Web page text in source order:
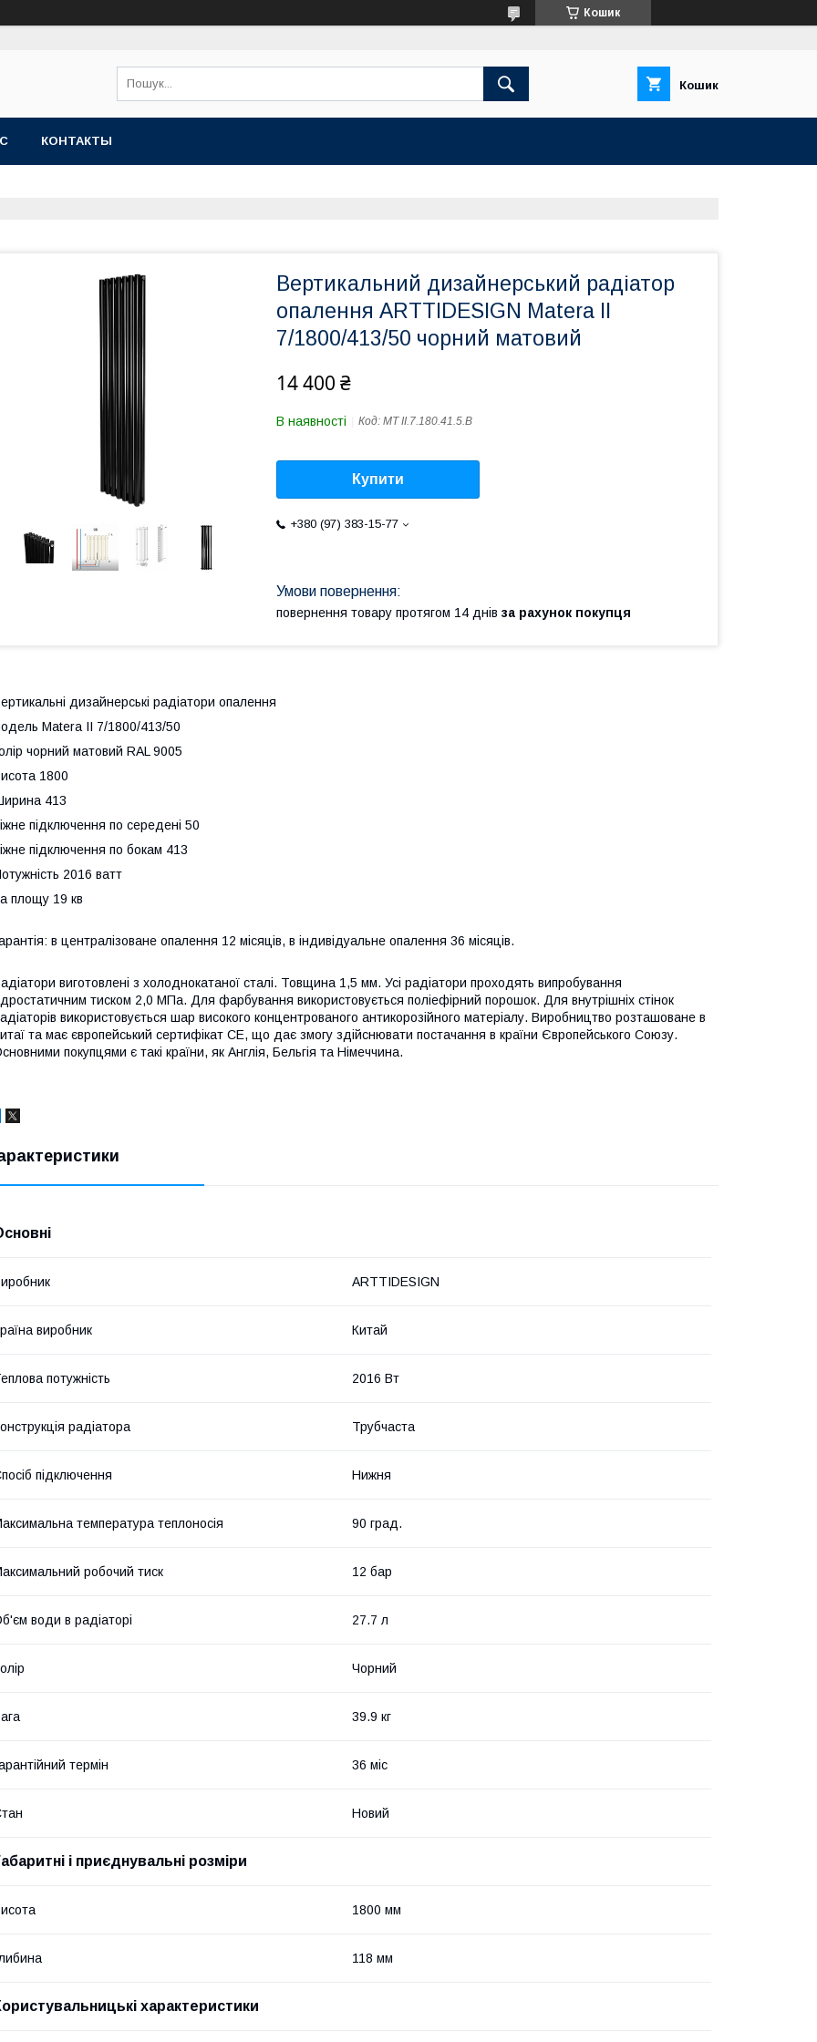
Кошик
Кошик
КОНТАКТЫ
Вертикальний дизайнерський радіатор
опалення ARTTIDESIGN Matera II
7/1800/413/50 чорний матовий
14 400 ₴
В наявності Код: MT II.7.180.41.5.B
Купити
+380 (97) 383-15-77
повернення товару протягом 14 днів за рахунок покупця
дизайнерські радіатори опалення
Matera II 7/1800/413/50
чорний матовий RAL 9005
1800
413
підключення по середені 50
підключення по бокам 413
2016 ватт
площу 19 кв
в централізоване опалення 12 місяців, в індивідуальне опалення 36 місяців.
виготовлені з холоднокатаної сталі. Товщина 1,5 мм. Усі радіатори проходять випробування
тиском 2,0 МПа. Для фарбування використовується поліефірний порошок. Для внутрішніх стінок
використовується шар високого концентрованого антикорозійного матеріалу. Виробництво розташоване в
та має європейський сертифікат СЕ, що дає змогу здійснювати постачання в країни Європейського Союзу.
покупцями є такі країни, як Англія, Бельгія та Німеччина.
ARTTIDESIGN
виробник Китай
потужність 2016 Вт
радіатора Трубчаста
підключення Нижня
температура теплоносія 90 град.
робочий тиск 12 бар
води в радіаторі 27.7 л
Чорний
39.9 кг
термін 36 міс
Новий
і приєднувальні розміри
1800 мм
118 мм
характеристики